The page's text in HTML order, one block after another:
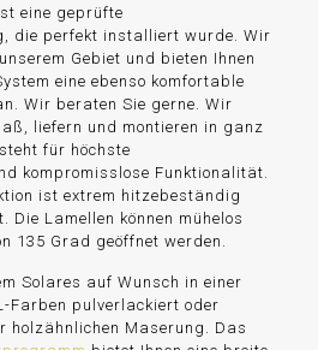
eine geprüfte
die perfekt installiert wurde. Wir
Gebiet und bieten Ihnen
eine ebenso komfortable
Wir beraten Sie gerne. Wir
liefern und montieren in ganz
für höchste
kompromisslose Funktionalität.
ist extrem hitzebeständig
Lamellen können mühelos
135 Grad geöffnet werden.
Solares auf Wunsch in einer
Farben pulverlackiert oder
holzähnlichen Maserung. Das